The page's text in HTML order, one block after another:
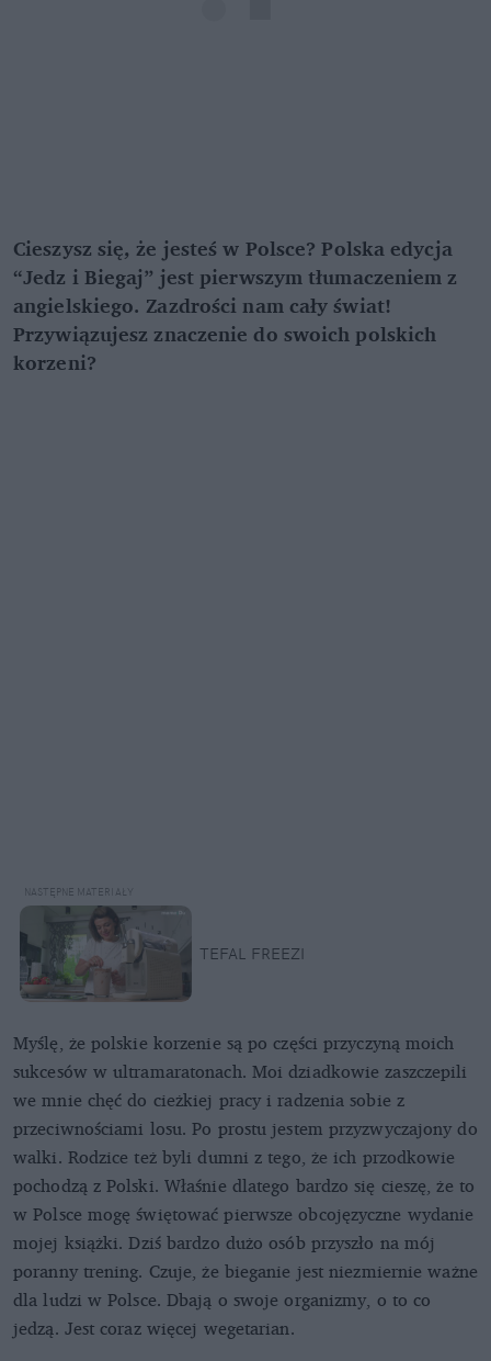
Cieszysz się, że jesteś w Polsce? Polska edycja
“Jedz i Biegaj” jest pierwszym tłumaczeniem z
angielskiego. Zazdrości nam cały świat!
Przywiązujesz znaczenie do swoich polskich
korzeni?
TEFAL FREEZI
Myślę, że polskie korzenie są po części przyczyną moich
sukcesów w ultramaratonach. Moi dziadkowie zaszczepili
we mnie chęć do cieżkiej pracy i radzenia sobie z
przeciwnościami losu. Po prostu jestem przyzwyczajony do
walki. Rodzice też byli dumni z tego, że ich przodkowie
pochodzą z Polski. Właśnie dlatego bardzo się cieszę, że to
w Polsce mogę świętować pierwsze obcojęzyczne wydanie
mojej książki. Dziś bardzo dużo osób przyszło na mój
poranny trening. Czuje, że bieganie jest niezmiernie ważne
dla ludzi w Polsce. Dbają o swoje organizmy, o to co
jedzą. Jest coraz więcej wegetarian.